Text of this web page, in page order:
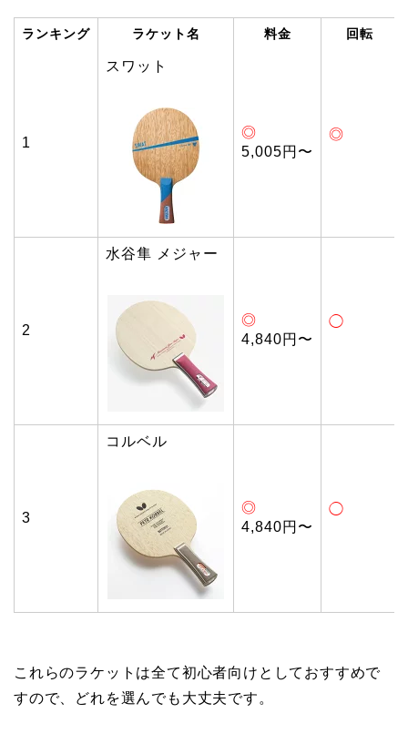
ランキング ラケット名 料金 回転
1
スワット
◎
5,005円〜
◎
2
水谷隼 メジャー
◎
4,840円〜
◯
3
コルベル
◎
4,840円〜
◯
これらのラケットは全て初心者向けとしておすすめで
すので、どれを選んでも大丈夫です。